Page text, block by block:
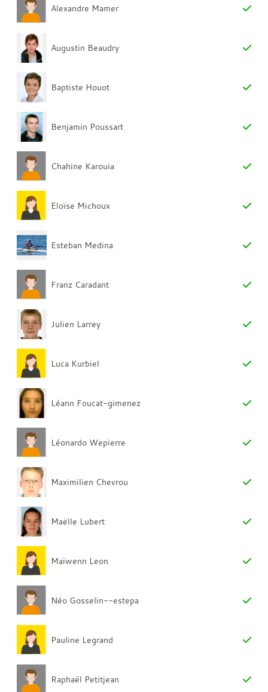
Alexandre Mamer
Augustin Beaudry
Baptiste Houot
Benjamin Poussart
Chahine Karouia
Eloïse Michoux
Esteban Medina
Franz Caradant
Julien Larrey
Luca Kurbiel
Léann Foucat-gimenez
Léonardo Wepierre
Maximilien Chevrou
Maëlle Lubert
Maïwenn Leon
Néo Gosselin--estepa
Pauline Legrand
Raphaël Petitjean